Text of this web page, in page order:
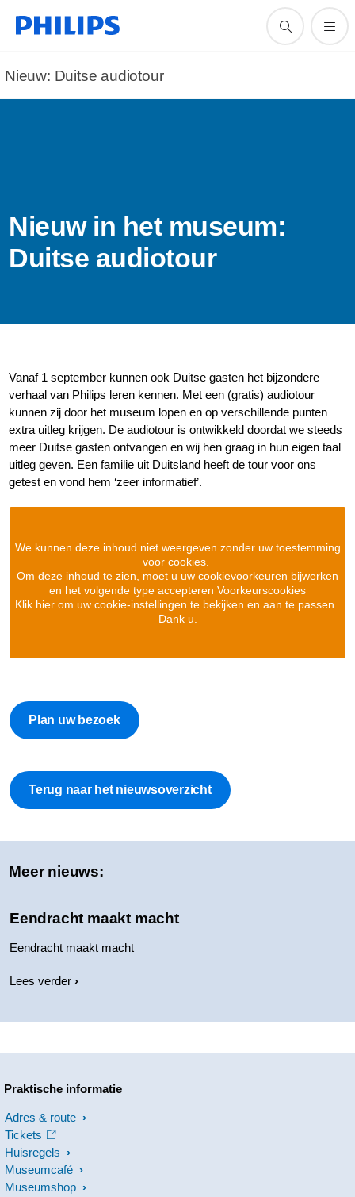
Nieuw: Duitse audiotour
Nieuw in het museum:
Duitse audiotour
Vanaf 1 september kunnen ook Duitse gasten het bijzondere
verhaal van Philips leren kennen. Met een (gratis) audiotour
kunnen zij door het museum lopen en op verschillende punten
extra uitleg krijgen. De audiotour is ontwikkeld doordat we steeds
meer Duitse gasten ontvangen en wij hen graag in hun eigen taal
uitleg geven. Een familie uit Duitsland heeft de tour voor ons
getest en vond hem ‘zeer informatief’.
We kunnen deze inhoud niet weergeven zonder uw toestemming
voor cookies.
Om deze inhoud te zien, moet u uw cookievoorkeuren bijwerken
en het volgende type accepteren Voorkeurscookies
Klik hier om uw cookie-instellingen te bekijken en aan te passen.
Dank u.
Plan uw bezoek
Terug naar het nieuwsoverzicht
Meer nieuws:
Eendracht maakt macht
Eendracht maakt macht
Lees verder
Praktische informatie
Adres & route
Tickets
Huisregels
Museumcafé
Museumshop